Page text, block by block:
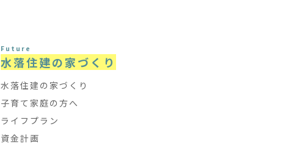
Future
水落住建の家づくり
水落住建の家づくり
子育て家庭の方へ
ライフプラン
資金計画